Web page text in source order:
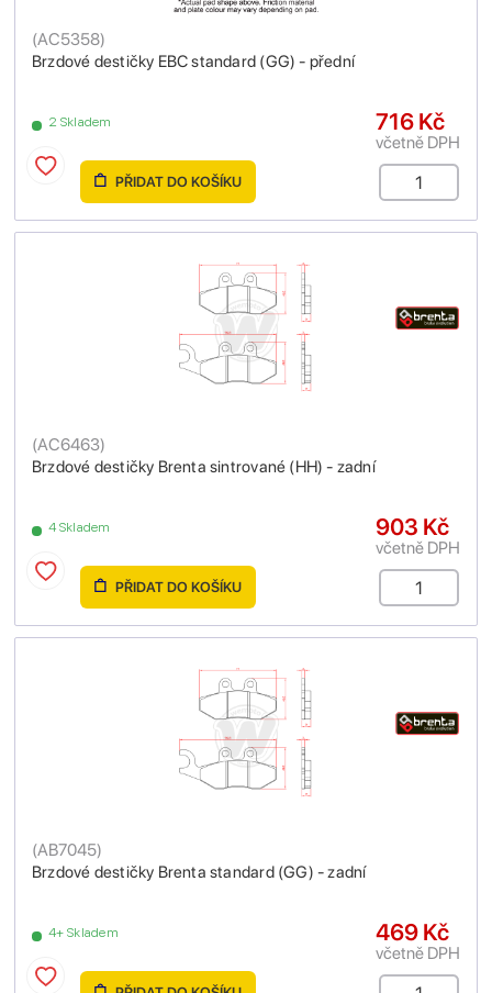
Brzdové destičky EBC standard (GG) - přední
(AC5358)
2 Skladem 716 Kč
včetně DPH
PŘIDAT DO KOŠÍKU
Brzdové destičky Brenta sintrované (HH) - zadní
(AC6463)
4 Skladem 903 Kč
včetně DPH
PŘIDAT DO KOŠÍKU
Brzdové destičky Brenta standard (GG) - zadní
(AB7045)
4+ Skladem 469 Kč
včetně DPH